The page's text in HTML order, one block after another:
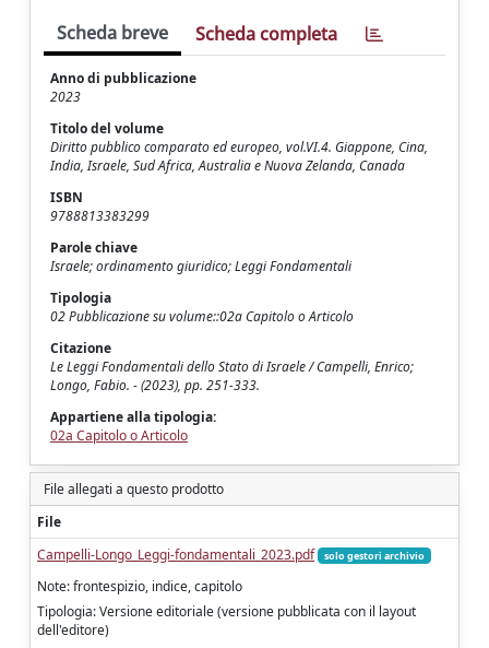
Scheda breve Scheda completa
Anno di pubblicazione
2023
Titolo del volume
Diritto pubblico comparato ed europeo, vol.VI.4. Giappone, Cina,
India, Israele, Sud Africa, Australia e Nuova Zelanda, Canada
ISBN
9788813383299
Parole chiave
Israele; ordinamento giuridico; Leggi Fondamentali
Tipologia
02 Pubblicazione su volume::02a Capitolo o Articolo
Citazione
Le Leggi Fondamentali dello Stato di Israele / Campelli, Enrico;
Longo, Fabio. - (2023), pp. 251-333.
Appartiene alla tipologia:
02a Capitolo o Articolo
File allegati a questo prodotto
File
Campelli-Longo_Leggi-fondamentali_2023.pdf
solo gestori archivio
Note: frontespizio, indice, capitolo
Tipologia: Versione editoriale (versione pubblicata con il layout
dell'editore)